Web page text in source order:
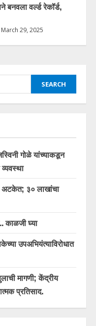
बनवला वर्ल्ड रेकॉर्ड,
March 29, 2025
गोळे यांच्याकडून
अटकेत; ३० लाखांचा
काळजी घ्या
उपअभियंत्याविरोधात
मागणी; केंद्रीय
प्रतिसाद.